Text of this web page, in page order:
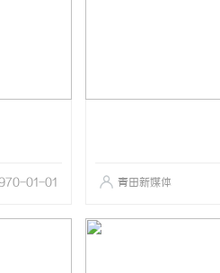
01-01 青田新媒体